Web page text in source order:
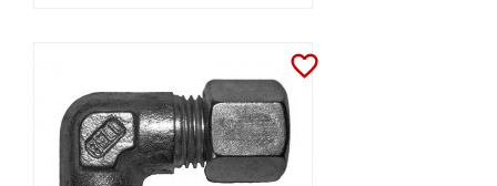
favorite_border